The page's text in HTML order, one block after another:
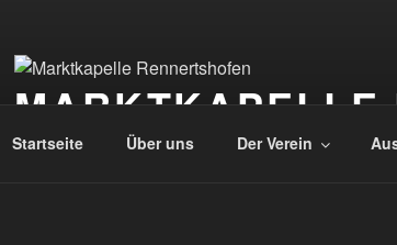
MARKTKAPELLE
Startseite Über uns Der Verein